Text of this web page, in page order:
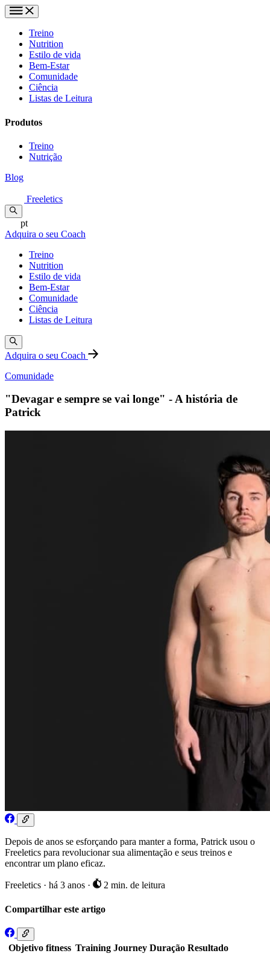
Treino
Nutrition
Estilo de vida
Bem-Estar
Comunidade
Ciência
Listas de Leitura
Produtos
Treino
Nutrição
Blog
Freeletics
pt
Adquira o seu Coach
Treino
Nutrition
Estilo de vida
Bem-Estar
Comunidade
Ciência
Listas de Leitura
Adquira o seu Coach
Comunidade
"Devagar e sempre se vai longe" - A história de
Patrick
Depois de anos se esforçando para manter a forma, Patrick usou o
Freeletics para revolucionar sua alimentação e seus treinos e
encontrar um plano eficaz.
Freeletics · há 3 anos · 2 min. de leitura
Compartilhar este artigo
Objetivo fitness Training Journey Duração Resultado